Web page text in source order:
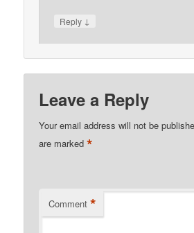
Reply ↓
Leave a Reply
Your email address will not be
are marked*
Comment *